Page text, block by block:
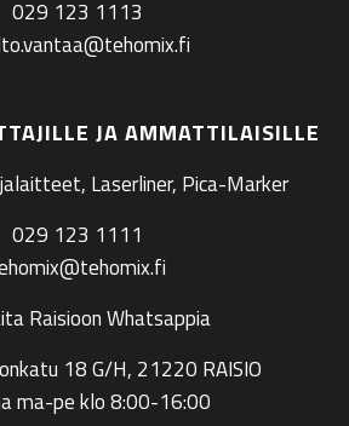
029 123 1113
JA AMMATTILAISILLE
Laserliner, Pica-Marker
029 123 1111
Raisioon Whatsappia
18 G/H, 21220 RAISIO
ma-pe klo 8:00-16:00